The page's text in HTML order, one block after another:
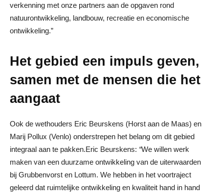
verkenning met onze partners aan de opgaven rond
natuurontwikkeling, landbouw, recreatie en economische
ontwikkeling.”
Het gebied een impuls geven,
samen met de mensen die het
aangaat
Ook de wethouders Eric Beurskens (Horst aan de Maas) en
Marij Pollux (Venlo) onderstrepen het belang om dit gebied
integraal aan te pakken.Eric Beurskens: “We willen werk
maken van een duurzame ontwikkeling van de uiterwaarden
bij Grubbenvorst en Lottum. We hebben in het voortraject
geleerd dat ruimtelijke ontwikkeling en kwaliteit hand in hand